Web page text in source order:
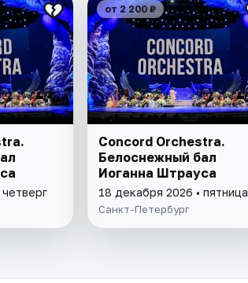
от 2 200 ₽
Concord Orchestra.
Белоснежный бал
Иоганна Штрауса
18 декабря 2026 • пятница
Санкт-Петербург